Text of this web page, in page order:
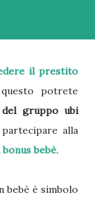
il prestito
potrete
del gruppo ubi
alla
bebè.
bebè è simbolo